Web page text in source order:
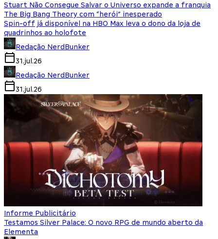
Stuart Não Consegue Salvar o Universo expande a franquia
The Big Bang Theory com “herói” inesperado
Spin-off já disponível na HBO Max leva o dono da loja de
quadrinhos ao holofote
Redação NerdBunker
31.jul.26
Redação NerdBunker
31.jul.26
Informe Publicitário
Testamos Silver Palace: O novo RPG de mundo aberto da
Elementa